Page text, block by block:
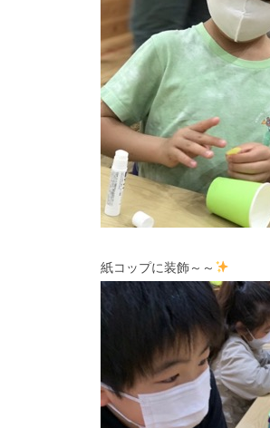
紙コップに装飾～～